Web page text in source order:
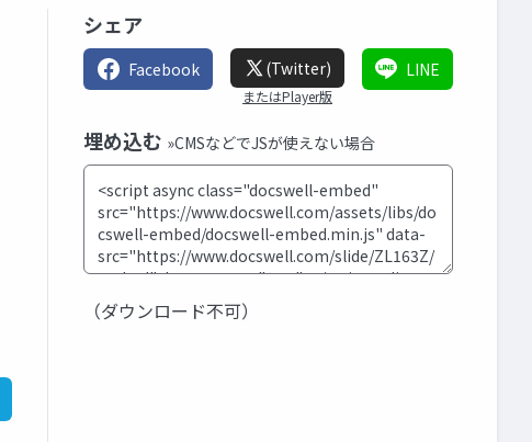
シェア
Facebook (Twitter)
またはPlayer版
LINE
埋め込む »CMSなどでJSが使えない場合
（ダウンロード不可）